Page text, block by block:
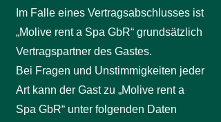
Im Falle eines Vertragsabschlusses ist
„Molive rent a Spa GbR“ grundsätzlich
Vertragspartner des Gastes.
Bei Fragen und Unstimmigkeiten jeder
Art kann der Gast zu „Molive rent a
Spa GbR“ unter folgenden Daten